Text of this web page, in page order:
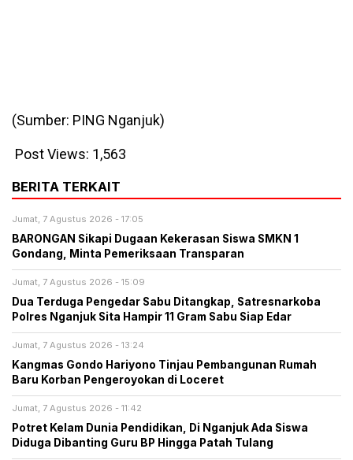
(Sumber: PING Nganjuk)
Post Views: 1,563
BERITA TERKAIT
Jumat, 7 Agustus 2026 - 17:05
BARONGAN Sikapi Dugaan Kekerasan Siswa SMKN 1
Gondang, Minta Pemeriksaan Transparan
Jumat, 7 Agustus 2026 - 15:09
Dua Terduga Pengedar Sabu Ditangkap, Satresnarkoba
Polres Nganjuk Sita Hampir 11 Gram Sabu Siap Edar
Jumat, 7 Agustus 2026 - 13:24
Kangmas Gondo Hariyono Tinjau Pembangunan Rumah
Baru Korban Pengeroyokan di Loceret
Jumat, 7 Agustus 2026 - 11:42
Potret Kelam Dunia Pendidikan, Di Nganjuk Ada Siswa
Diduga Dibanting Guru BP Hingga Patah Tulang